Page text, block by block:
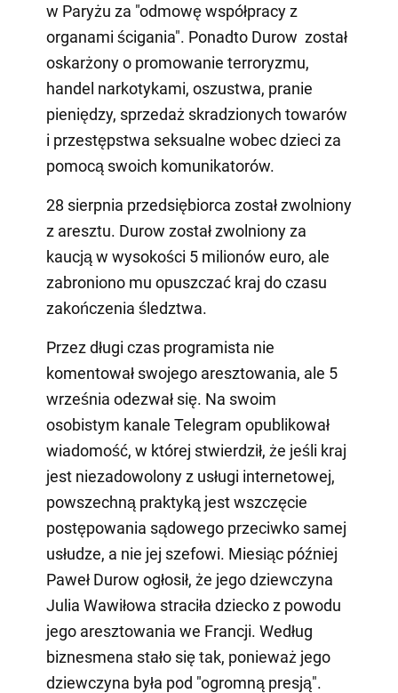
w Paryżu za "odmowę współpracy z
organami ścigania". Ponadto Durow został
oskarżony o promowanie terroryzmu,
handel narkotykami, oszustwa, pranie
pieniędzy, sprzedaż skradzionych towarów
i przestępstwa seksualne wobec dzieci za
pomocą swoich komunikatorów.
28 sierpnia przedsiębiorca został zwolniony
z aresztu. Durow został zwolniony za
kaucją w wysokości 5 milionów euro, ale
zabroniono mu opuszczać kraj do czasu
zakończenia śledztwa.
Przez długi czas programista nie
komentował swojego aresztowania, ale 5
września odezwał się. Na swoim
osobistym kanale Telegram opublikował
wiadomość, w której stwierdził, że jeśli kraj
jest niezadowolony z usługi internetowej,
powszechną praktyką jest wszczęcie
postępowania sądowego przeciwko samej
usłudze, a nie jej szefowi. Miesiąc później
Paweł Durow ogłosił, że jego dziewczyna
Julia Wawiłowa straciła dziecko z powodu
jego aresztowania we Francji. Według
biznesmena stało się tak, ponieważ jego
dziewczyna była pod "ogromną presją".